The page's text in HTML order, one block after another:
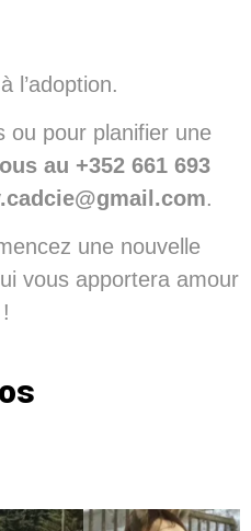
l’adoption.
ou pour planifier une
au +352 661 693
.
une nouvelle
vous apportera amour